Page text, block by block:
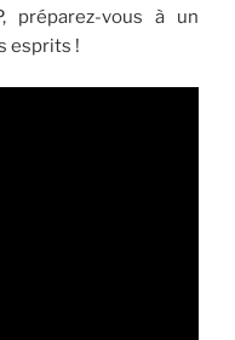
, préparez-vous à un
esprits !